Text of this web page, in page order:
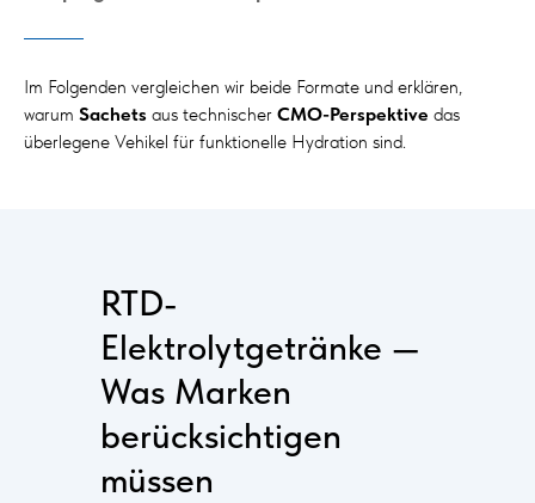
Im Folgenden vergleichen wir beide Formate und erklären,
warum Sachets aus technischer CMO-Perspektive das
überlegene Vehikel für funktionelle Hydration sind.
RTD-
Elektrolytgetränke —
Was Marken
berücksichtigen
müssen